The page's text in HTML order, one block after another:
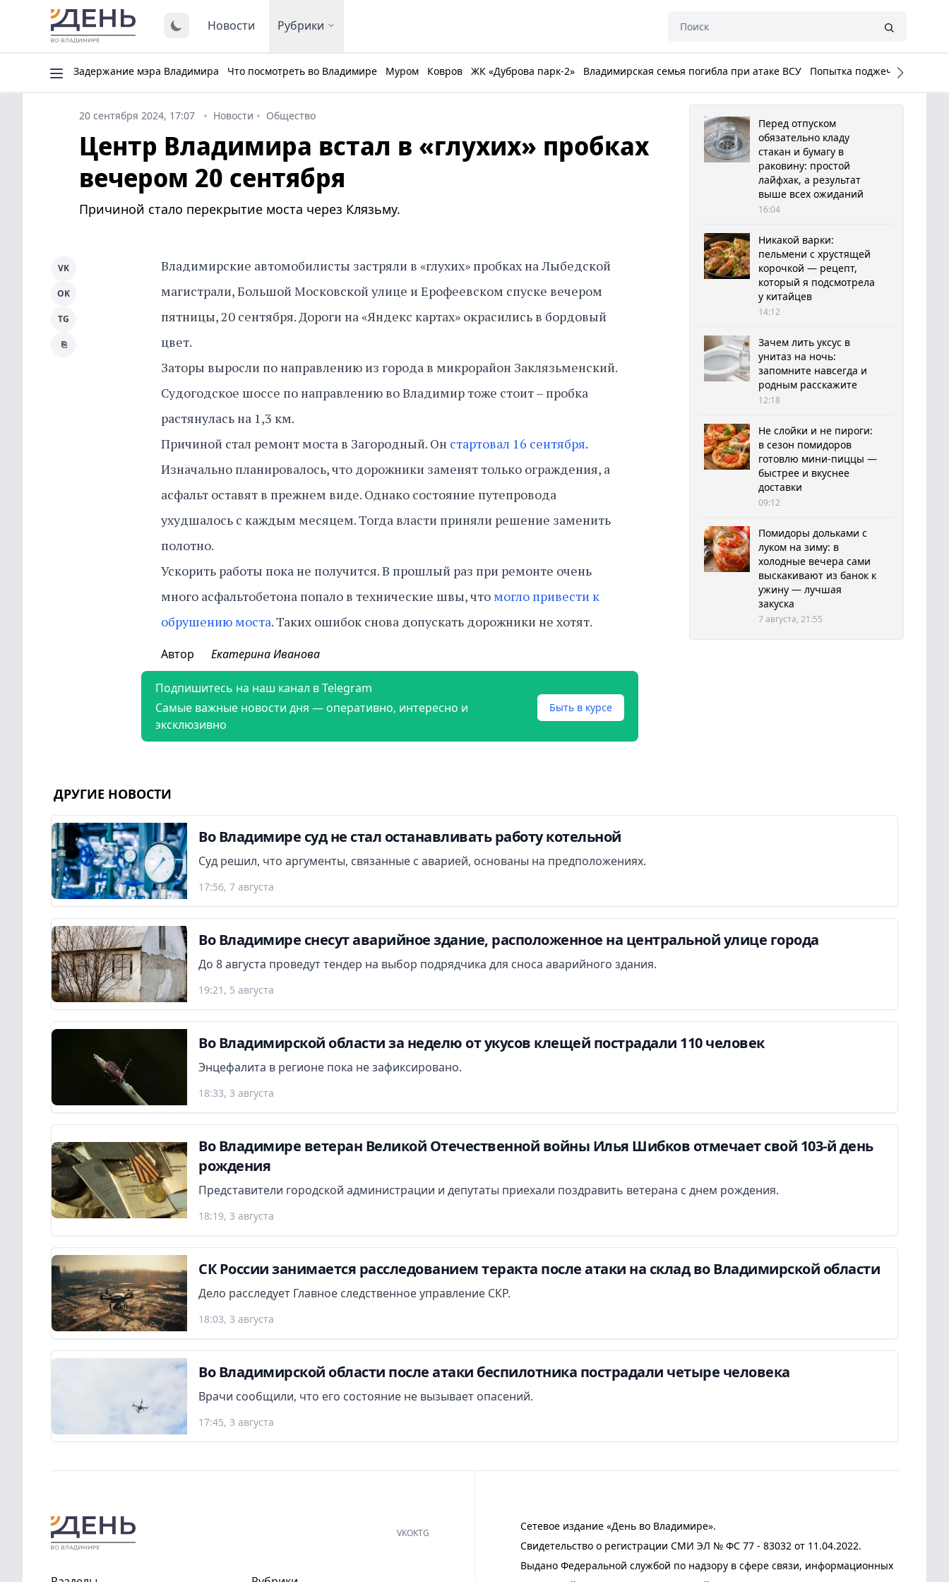
Новости Рубрики
Задержание мэра Владимира Что посмотреть во Владимире Муром Ковров ЖК «Дуброва парк-2» Владимирская семья погибла при атаке ВСУ Попытка поджечь Белый
20 сентября 2024, 17:07 Новости Общество
Центр Владимира встал в «глухих» пробках
вечером 20 сентября
Причиной стало перекрытие моста через Клязьму.
Владимирские автомобилисты застряли в «глухих» пробках на Лыбедской
магистрали, Большой Московской улице и Ерофеевском спуске вечером
пятницы, 20 сентября. Дороги на «Яндекс картах» окрасились в бордовый
цвет.
Заторы выросли по направлению из города в микрорайон Заклязьменский.
Судогодское шоссе по направлению во Владимир тоже стоит – пробка
растянулась на 1,3 км.
Причиной стал ремонт моста в Загородный. Он стартовал 16 сентября.
Изначально планировалось, что дорожники заменят только ограждения, а
асфальт оставят в прежнем виде. Однако состояние путепровода
ухудшалось с каждым месяцем. Тогда власти приняли решение заменить
полотно.
Ускорить работы пока не получится. В прошлый раз при ремонте очень
много асфальтобетона попало в технические швы, чтомогло привести к
обрушению моста. Таких ошибок снова допускать дорожники не хотят.
VK
OK
TG
⎘
Автор Екатерина Иванова
Подпишитесь на наш канал в Telegram
Самые важные новости дня — оперативно, интересно и
эксклюзивно
Быть в курсе
Перед отпуском
обязательно кладу
стакан и бумагу в
раковину: простой
лайфхак, а результат
выше всех ожиданий
16:04
Никакой варки:
пельмени с хрустящей
корочкой — рецепт,
который я подсмотрела
у китайцев
14:12
Зачем лить уксус в
унитаз на ночь:
запомните навсегда и
родным расскажите
12:18
Не слойки и не пироги:
в сезон помидоров
готовлю мини-пиццы —
быстрее и вкуснее
доставки
09:12
Помидоры дольками с
луком на зиму: в
холодные вечера сами
выскакивают из банок к
ужину — лучшая
закуска
7 августа, 21:55
ДРУГИЕ НОВОСТИ
Во Владимире суд не стал останавливать работу котельной
Суд решил, что аргументы, связанные с аварией, основаны на предположениях.
17:56, 7 августа
Во Владимире снесут аварийное здание, расположенное на центральной улице города
До 8 августа проведут тендер на выбор подрядчика для сноса аварийного здания.
19:21, 5 августа
Во Владимирской области за неделю от укусов клещей пострадали 110 человек
Энцефалита в регионе пока не зафиксировано.
18:33, 3 августа
Во Владимире ветеран Великой Отечественной войны Илья Шибков отмечает свой 103-й день
рождения
Представители городской администрации и депутаты приехали поздравить ветерана с днем рождения.
18:19, 3 августа
СК России занимается расследованием теракта после атаки на склад во Владимирской области
Дело расследует Главное следственное управление СКР.
18:03, 3 августа
Во Владимирской области после атаки беспилотника пострадали четыре человека
Врачи сообщили, что его состояние не вызывает опасений.
17:45, 3 августа
Сетевое издание «День во Владимире».
Свидетельство о регистрации СМИ ЭЛ № ФС 77 - 83032 от 11.04.2022.
Выдано Федеральной службой по надзору в сфере связи, информационных
VKOKTG